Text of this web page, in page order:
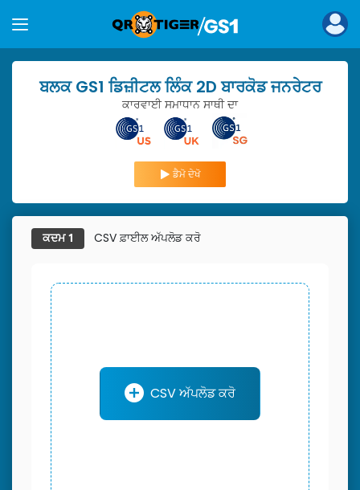
ਬਲਕ GS1 ਡਿਜ਼ੀਟਲ ਲਿੰਕ 2D ਬਾਰਕੋਡ ਜਨਰੇਟਰ
ਕਾਰਵਾਈ ਸਮਾਧਾਨ ਸਾਥੀ ਦਾ
ਡੈਮੋ ਦੇਖੋ
ਕਦਮ 1 CSV ਫ਼ਾਈਲ ਅੱਪਲੋਡ ਕਰੋ
CSV ਅੱਪਲੋਡ ਕਰੋ